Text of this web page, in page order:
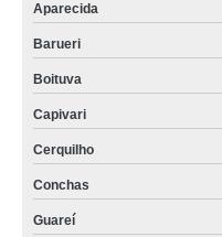
Aparecida
Barueri
Boituva
Capivari
Cerquilho
Conchas
Guareí